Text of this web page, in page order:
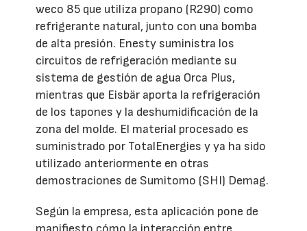
weco 85 que utiliza propano (R290) como
refrigerante natural, junto con una bomba
de alta presión. Enesty suministra los
circuitos de refrigeración mediante su
sistema de gestión de agua Orca Plus,
mientras que Eisbär aporta la refrigeración
de los tapones y la deshumidificación de la
zona del molde. El material procesado es
suministrado por TotalEnergies y ya ha sido
utilizado anteriormente en otras
demostraciones de Sumitomo (SHI) Demag.
Según la empresa, esta aplicación pone de